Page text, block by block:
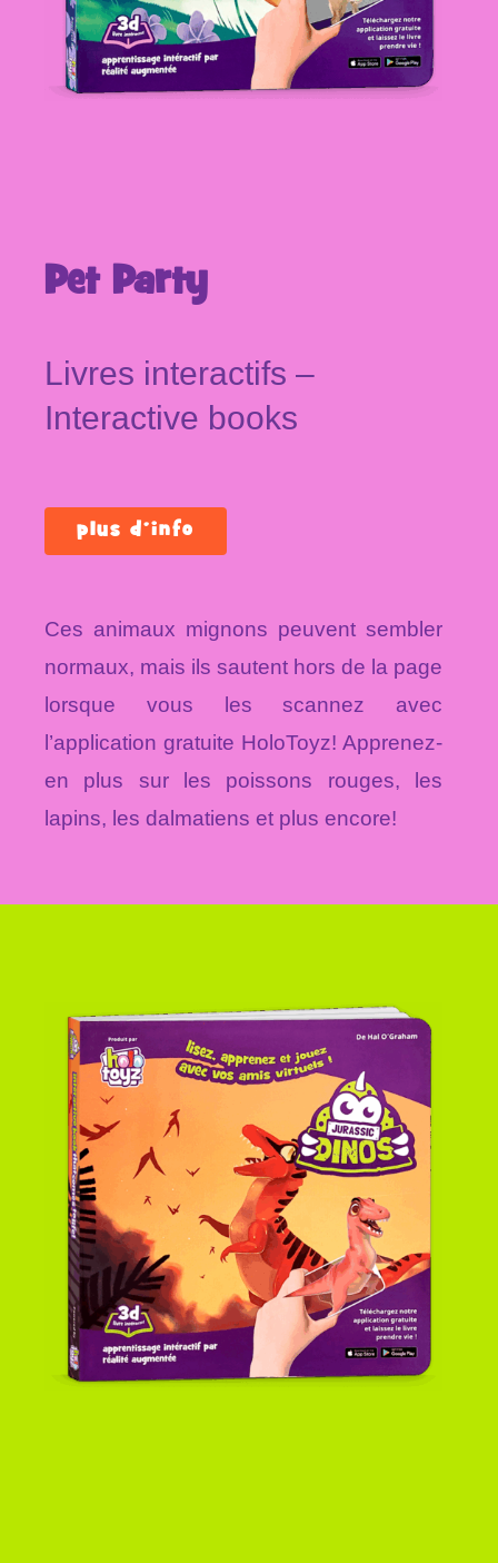
Pet Party
Livres interactifs –
Interactive books
plus d’info
Ces animaux mignons peuvent sembler
normaux, mais ils sautent hors de la page
lorsque vous les scannez avec
l’application gratuite HoloToyz! Apprenez-
en plus sur les poissons rouges, les
lapins, les dalmatiens et plus encore!